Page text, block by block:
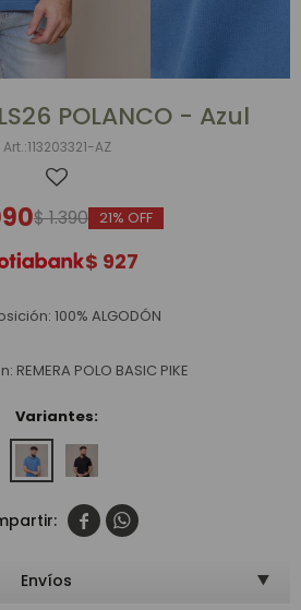
POLANCO - Azul
113203321-AZ
$1.390 21
$ 927
100% ALGODÓN
REMERA POLO BASIC PIKE
Variantes:
 
Envíos